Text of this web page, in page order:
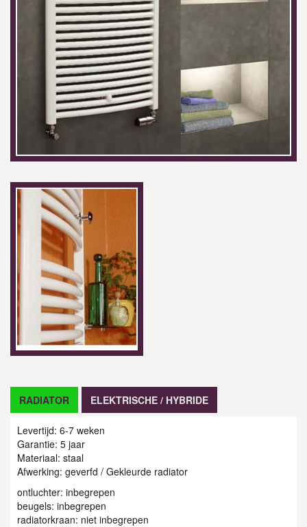
RADIATOR ELEKTRISCHE / HYBRIDE
Levertijd: 6-7 weken
Garantie: 5 jaar
Materiaal: staal
Afwerking: geverfd / Gekleurde radiator
ontluchter: inbegrepen
beugels: inbegrepen
radiatorkraan: niet inbegrepen